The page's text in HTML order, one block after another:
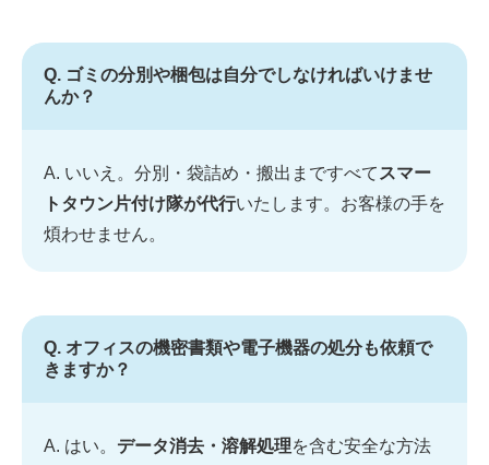
Q. ゴミの分別や梱包は自分でしなければいけませ
んか？
A. いいえ。分別・袋詰め・搬出まですべて スマー
トタウン片付け隊が代行いたします。お客様の手を
煩わせません。
Q. オフィスの機密書類や電子機器の処分も依頼で
きますか？
A. はい。 データ消去・溶解処理を含む安全な方法